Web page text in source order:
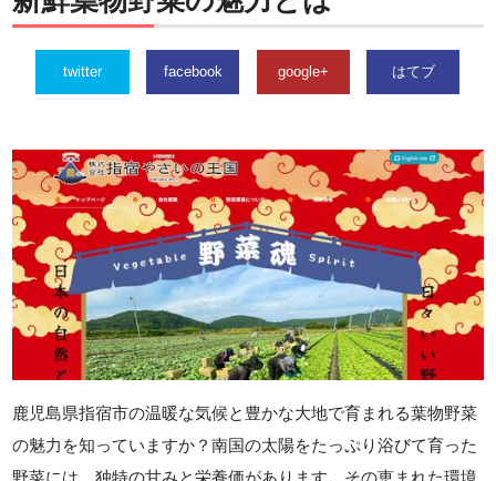
twitter facebook google+ はてブ
鹿児島県指宿市の温暖な気候と豊かな大地で育まれる葉物野菜
の魅力を知っていますか？南国の太陽をたっぷり浴びて育った